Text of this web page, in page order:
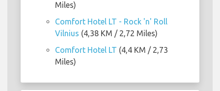
Miles)
Comfort Hotel LT - Rock 'n' Roll
Vilnius (4,38 KM / 2,72 Miles)
Comfort Hotel LT (4,4 KM / 2,73
Miles)